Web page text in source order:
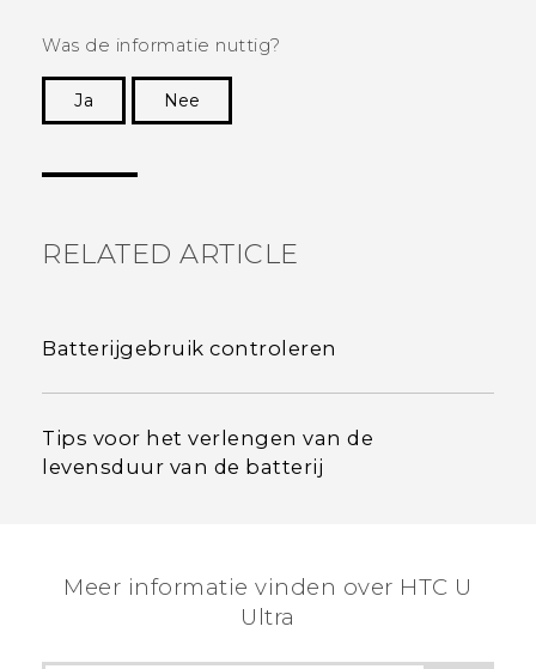
Was de informatie nuttig?
Ja
Nee
RELATED ARTICLE
Batterijgebruik controleren
Tips voor het verlengen van de
levensduur van de batterij
Meer informatie vinden over HTC U
Ultra